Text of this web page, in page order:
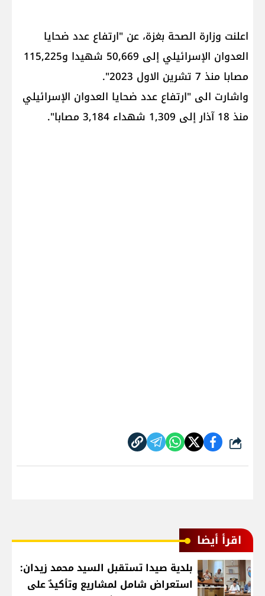
اعلنت وزارة الصحة بغزة، عن "ارتفاع عدد ضحايا
العدوان الإسرائيلي إلى 50,669 شهيدا و115,225
مصابا منذ 7 تشرين الاول 2023".
واشارت الى "ارتفاع عدد ضحايا العدوان الإسرائيلي
منذ 18 آذار إلى 1,309 شهداء 3,184 مصابا".
شارك
اقرأ أيضا
بلدية صيدا تستقبل السيد محمد زيدان:
استعراض شامل لمشاريع وتأكيدٌ على